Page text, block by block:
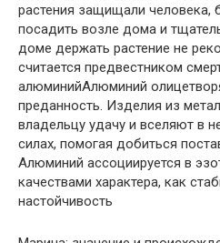
растения защищали человека,
посадить возле дома и
доме держать растение не
считается предвестником
алюминийАлюминий
преданность. Изделия из
владельцу удачу и вселяют в
силах, помогая добиться
Алюминий ассоциируется в
качествами характера, как
настойчивость